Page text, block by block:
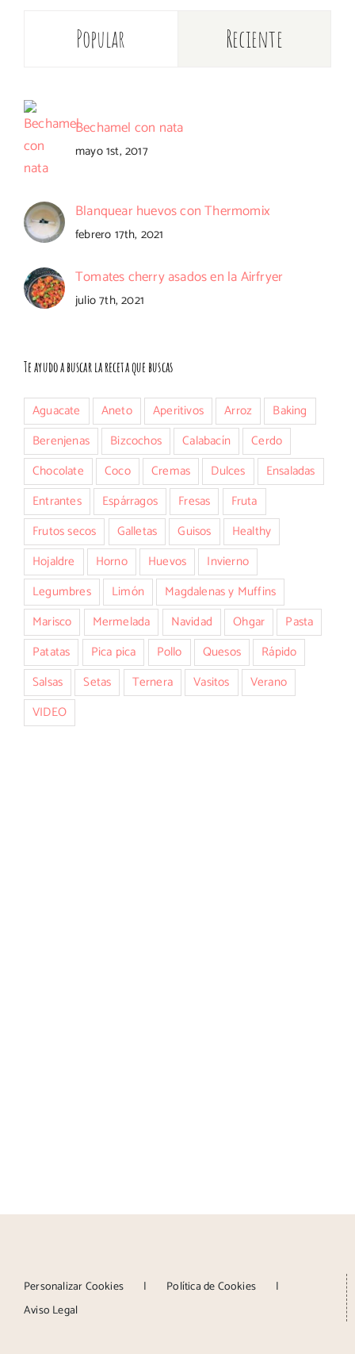
Popular Reciente
Bechamel con nata
mayo 1st, 2017
Blanquear huevos con Thermomix
febrero 17th, 2021
Tomates cherry asados en la Airfryer
julio 7th, 2021
Te ayudo a buscar la receta que buscas
Aguacate Aneto Aperitivos Arroz
Baking
Berenjenas
Bizcochos Calabacín
Cerdo
Chocolate
Coco Cremas Dulces
Ensaladas
Entrantes
Espárragos Fresas
Fruta
Frutos secos
Galletas Guisos
Healthy
Hojaldre
Horno Huevos
Invierno
Legumbres
Limón
Magdalenas y Muffins
Marisco
Mermelada Navidad Ohgar
Pasta
Patatas
Pica pica Pollo Quesos
Rápido
Salsas
Setas Ternera Vasitos
Verano
VIDEO
Personalizar Cookies
Política de Cookies
Aviso Legal